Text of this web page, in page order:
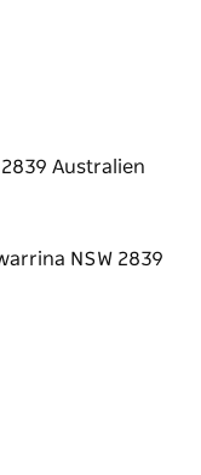
die von den
wie die
Fische immer
der
ist aufgrund der
Australien